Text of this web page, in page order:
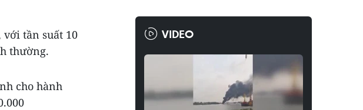
với tần suất 10
thường.
cho hành
VIDEO